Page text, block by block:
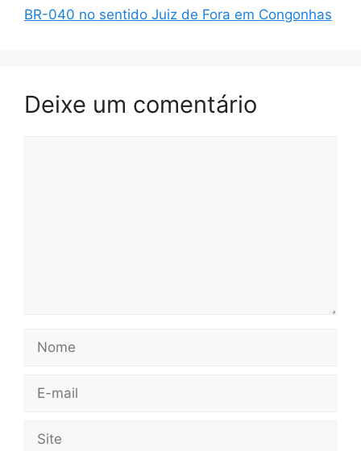
BR-040 no sentido Juiz de Fora em Congonhas
Deixe um comentário
Nome
Site